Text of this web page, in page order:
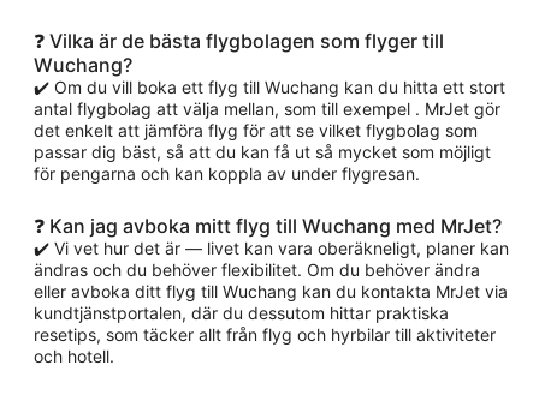
❓ Vilka är de bästa flygbolagen som flyger till
Wuchang?
✔️ Om du vill boka ett flyg till Wuchang kan du hitta ett stort
antal flygbolag att välja mellan, som till exempel . MrJet gör
det enkelt att jämföra flyg för att se vilket flygbolag som
passar dig bäst, så att du kan få ut så mycket som möjligt
för pengarna och kan koppla av under flygresan.
❓ Kan jag avboka mitt flyg till Wuchang med MrJet?
✔️ Vi vet hur det är — livet kan vara oberäkneligt, planer kan
ändras och du behöver flexibilitet. Om du behöver ändra
eller avboka ditt flyg till Wuchang kan du kontakta MrJet via
kundtjänstportalen, där du dessutom hittar praktiska
resetips, som täcker allt från flyg och hyrbilar till aktiviteter
och hotell.